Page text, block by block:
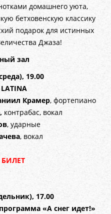
домашнего уюта,
бетховенскую классику
подарок для истинных
Джаза!
зал
19.00
Крамер, фортепиано
контрабас, вокал
, ударные
, вокал
17.00
«А снег идет!»